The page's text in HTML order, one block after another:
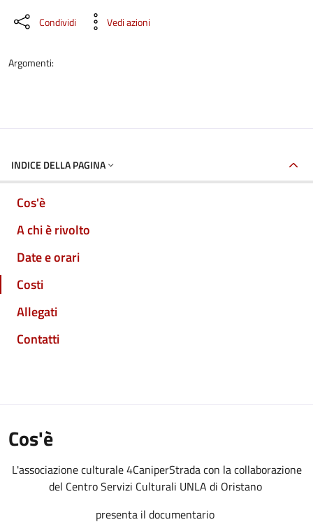
Condividi Vedi azioni
Argomenti:
INDICE DELLA PAGINA
Cos'è
A chi è rivolto
Date e orari
Costi
Allegati
Contatti
Cos'è
L'associazione culturale 4CaniperStrada con la collaborazione
del Centro Servizi Culturali UNLA di Oristano
presenta il documentario